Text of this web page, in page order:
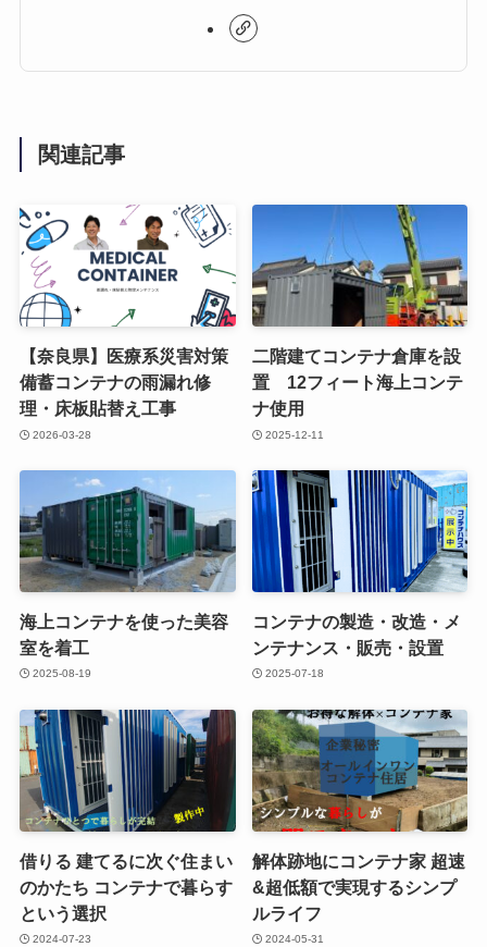
関連記事
【奈良県】医療系災害対策
備蓄コンテナの雨漏れ修
理・床板貼替え工事
2026-03-28
二階建てコンテナ倉庫を設
置 12フィート海上コンテ
ナ使用
2025-12-11
海上コンテナを使った美容
室を着工
2025-08-19
コンテナの製造・改造・メ
ンテナンス・販売・設置
2025-07-18
借りる 建てるに次ぐ住まい
のかたち コンテナで暮らす
という選択
2024-07-23
解体跡地にコンテナ家 超速
&超低額で実現するシンプ
ルライフ
2024-05-31